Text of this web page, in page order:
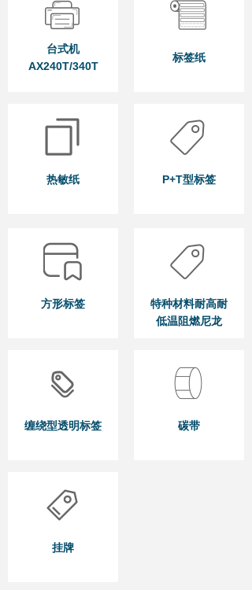
台式机
AX240T/340T
标签纸
热敏纸 P+T型标签
方形标签
缠绕型透明标签
特种材料耐高耐
低温阻燃尼龙
碳带
挂牌